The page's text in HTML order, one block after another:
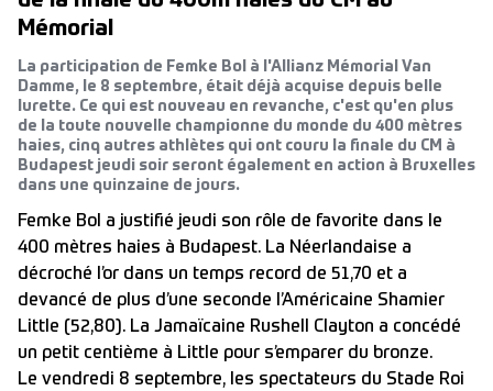
Mémorial
La participation de Femke Bol à l'Allianz Mémorial Van
Damme, le 8 septembre, était déjà acquise depuis belle
lurette. Ce qui est nouveau en revanche, c'est qu'en plus
de la toute nouvelle championne du monde du 400 mètres
haies, cinq autres athlètes qui ont couru la finale du CM à
Budapest jeudi soir seront également en action à Bruxelles
dans une quinzaine de jours.
Femke Bol a justifié jeudi son rôle de favorite dans le
400 mètres haies à Budapest. La Néerlandaise a
décroché l’or dans un temps record de 51,70 et a
devancé de plus d’une seconde l’Américaine Shamier
Little (52,80). La Jamaïcaine Rushell Clayton a concédé
un petit centième à Little pour s’emparer du bronze.
Le vendredi 8 septembre, les spectateurs du Stade Roi